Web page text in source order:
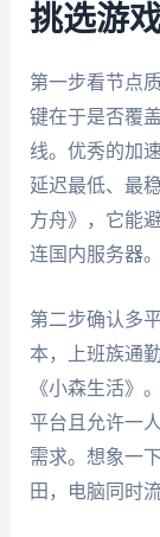
挑选游
第一步看节点
键在于是否覆
线。优秀的加
延迟最低、最
方舟》，它能
连国内服务器。
第二步确认多
本，上班族通
《小森生活》
平台且允许一
需求。想象一
田，电脑同时